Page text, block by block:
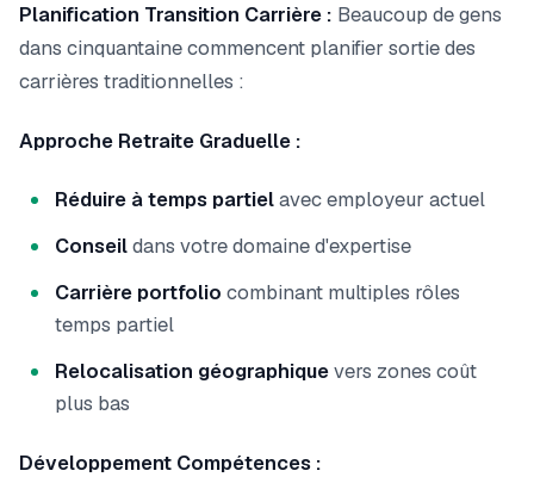
Planification Transition Carrière : Beaucoup de gens
dans cinquantaine commencent planifier sortie des
carrières traditionnelles :
Approche Retraite Graduelle :
Réduire à temps partielavec employeur actuel
Conseildans votre domaine d'expertise
Carrière portfolio combinant multiples rôles
temps partiel
Relocalisation géographiquevers zones coût
plus bas
Développement Compétences :